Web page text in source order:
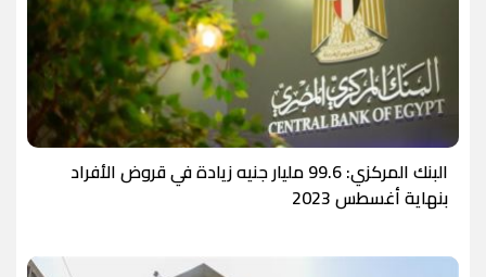
البنك المركزي: 99.6 مليار جنيه زيادة في قروض الأفراد
بنهاية أغسطس 2023